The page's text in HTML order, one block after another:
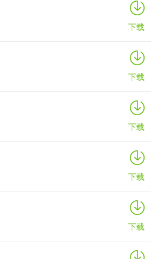
下载
下载
下载
下载
下载